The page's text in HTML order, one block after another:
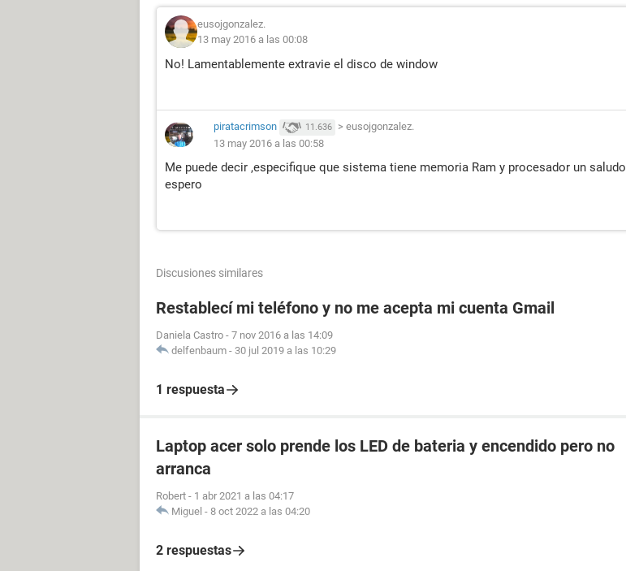
eusojgonzalez.
13 may 2016 a las 00:08
No! Lamentablemente extravie el disco de window
piratacrimson 11.636 > eusojgonzalez.
13 may 2016 a las 00:58
Me puede decir ,especifique que sistema tiene memoria Ram y procesador un saludo
espero
Discusiones similares
Restablecí mi teléfono y no me acepta mi cuenta Gmail
Daniela Castro - 7 nov 2016 a las 14:09
delfenbaum - 30 jul 2019 a las 10:29
1 respuesta
Laptop acer solo prende los LED de bateria y encendido pero no
arranca
Robert - 1 abr 2021 a las 04:17
Miguel - 8 oct 2022 a las 04:20
2 respuestas